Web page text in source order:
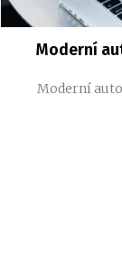
Moderní
Moderní